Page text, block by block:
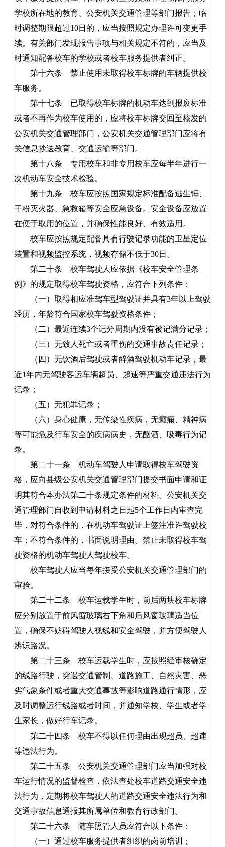
学校所在地的教育、公安机关交通管理等部门报告；临
时调整期限超过10日的，应当按照规定办理许可变更手
续。有关部门发现报告事项与相关规定不符的，应当及
时通知配备校车的学校或者校车服务提供者纠正。
第十六条 禁止使用未取得校车标牌的车辆提供校
车服务。
第十七条 已取得校车标牌的机动车达到报废标准
或者不再作为校车使用的，应将校车标牌交回至核发的
公安机关交通管理部门，公安机关交通管理部门应将有
关信息抄送教育、交通运输等部门。
第十八条 专用校车和非专用校车应每半年进行一
次机动车安全技术检验。
第十九条 校车应按照国家规定标准配备逃生锤、
干粉灭火器、急救箱等安全应急设备。安全设备应放置
在便于取用的位置，并确保性能良好、有效适用。
校车应按照规定配备具有行驶记录功能的卫星定位
装置和视频监控系统，视频存储不低于30日。
第二十条 校车驾驶人应依据《校车安全管理条
例》的规定取得校车驾驶资格，应符合下列条件：
（一）取得相应准驾车型驾驶证并具有3年以上驾驶
经历，年龄符合国家校车驾驶资格条件；
（二）最近连续3个记分周期内没有被记满分记录；
（三）无致人死亡或者重伤的交通事故责任记录；
（四）无饮酒后驾驶或者醉酒驾驶机动车记录，最
近1年内无驾驶客运车辆超员、超速等严重交通违法行为
记录；
（五）无犯罪记录；
（六）身心健康，无传染性疾病，无癫痫、精神病
等可能危及行车安全的疾病病史，无酗酒、吸毒行为记
录。
第二十一条 机动车驾驶人申请取得校车驾驶资
格，应向县级公安机关交通管理部门提交书面申请和证
明其符合本办法第二十条规定条件的材料。公安机关交
通管理部门自收到申请材料之日起5个工作日内审查完
毕，对符合条件的，在机动车驾驶证上签注准许驾驶校
车；不符合条件的，书面说明理由。禁止未取得校车驾
驶资格的机动车驾驶人驾驶校车。
校车驾驶人应当每年接受公安机关交通管理部门的
审验。
第二十二条 校车运载学生时，前后两块校车标牌
应分别放置于前风窗玻璃右下角和后风窗玻璃适当位
置，确保不妨碍驾驶人视线和安全驾驶，并方便驾驶人
辨识路况。
第二十三条 校车运载学生时，应按照经审核确定
的线路行驶，突遇交通管制、道路施工、自然灾害、恶
劣气象条件或者重大交通事故等影响道路通行情形，应
及时调整运行线路或者时间，并通知学校、学生或者学
生家长，做好行车记录。
第二十四条 校车不得以任何理由出现超员、超速
等违法行为。
第二十五条 公安机关交通管理部门应当加强对校
车运行情况的监督检查，依法查处校车道路交通安全违
法行为，定期将校车驾驶人的道路交通安全违法行为和
交通事故信息通报其所属单位和教育行政部门。
第二十六条 随车照管人员应符合以下条件：
（一）通过校车服务提供者组织的岗前培训；